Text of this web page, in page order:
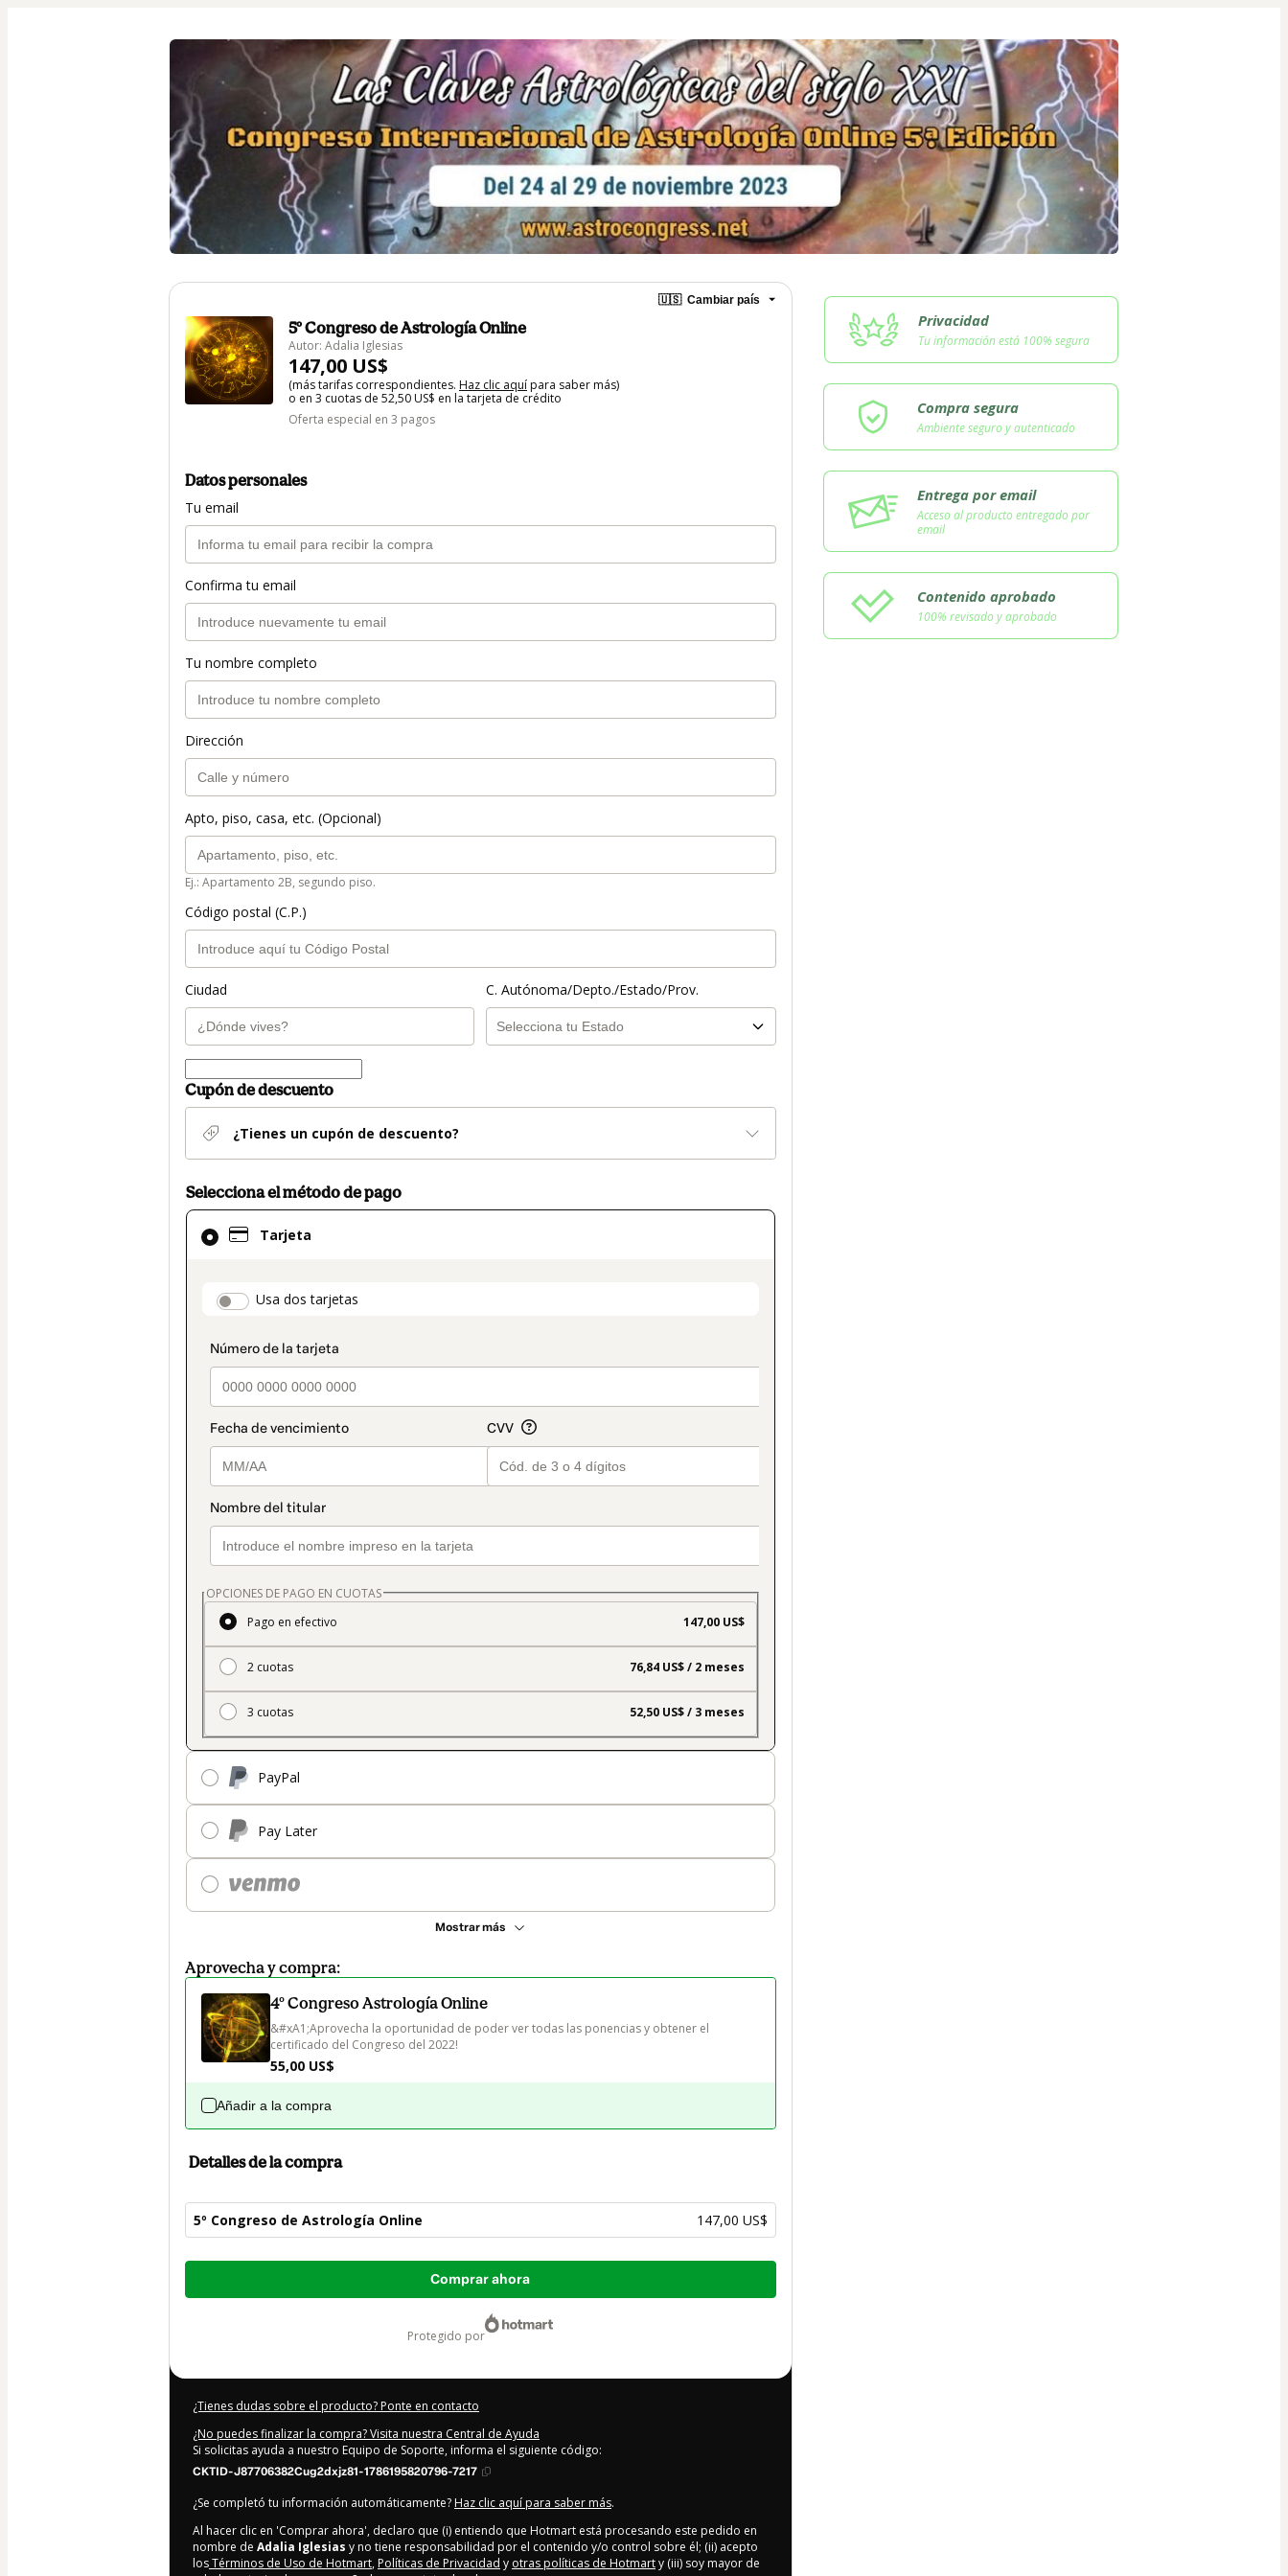
🇺🇸 Cambiar país
5º Congreso de Astrología Online
Autor: Adalia Iglesias
147,00 US$
(más tarifas correspondientes. Haz clic aquí para saber más)
o en 3 cuotas de 52,50 US$ en la tarjeta de crédito
Oferta especial en 3 pagos
Datos personales
Tu email
Confirma tu email
Tu nombre completo
Dirección
Apto, piso, casa, etc. (Opcional)
Ej.: Apartamento 2B, segundo piso.
Código postal (C.P.)
Ciudad C. Autónoma/Depto./Estado/Prov.
Cupón de descuento
¿Tienes un cupón de descuento?
Selecciona el método de pago
Tarjeta
payment_data.section_title_v2
Usa dos tarjetas
OPCIONES DE PAGO EN CUOTAS
Pago en efectivo
147,00 US$
2 cuotas 76,84 US$ / 2 meses
3 cuotas 52,50 US$ / 3 meses
PayPal
Pay Later
Mostrar más
El
método
seleccionado
Tarjeta
Aprovecha y compra:
4º Congreso Astrología Online
&#xA1;Aprovecha la oportunidad de poder ver todas las ponencias y obtener el
certificado del Congreso del 2022!
55,00 US$
Añadir a la compra
Detalles de la compra
5º Congreso de Astrología Online 147,00 US$
Total
147,00 US$
Comprar ahora
protegido por
¿Tienes dudas sobre el producto? Ponte en contacto
¿No puedes finalizar la compra? Visita nuestra Central de Ayuda
Si solicitas ayuda a nuestro Equipo de Soporte, informa el siguiente código:
CKTID-J87706382Cug2dxjz81-1786195820796-7217
¿Se completó tu información automáticamente? Haz clic aquí para saber más.
Al hacer clic en 'Comprar ahora', declaro que (i) entiendo que Hotmart está procesando este pedido en
nombre de Adalia Iglesias y no tiene responsabilidad por el contenido y/o control sobre él; (ii) acepto
losTérminos de Uso de Hotmart, Políticas de Privacidad y otras políticas de Hotmarty (iii) soy mayor de
Privacidad
Tu información está 100% segura
Compra segura
Ambiente seguro y autenticado
Entrega por email
Acceso al producto entregado por
email
Contenido aprobado
100% revisado y aprobado